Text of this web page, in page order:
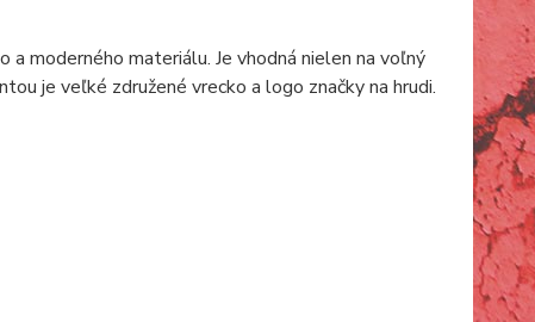
moderného materiálu. Je vhodná nielen na voľný
je veľké združené vrecko a logo značky na hrudi.